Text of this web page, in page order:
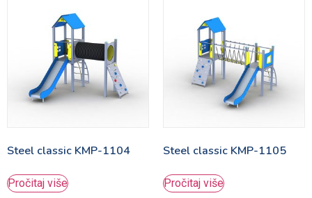
Steel classic KMP-1104
Pročitaj više
Steel classic KMP-1105
Pročitaj više